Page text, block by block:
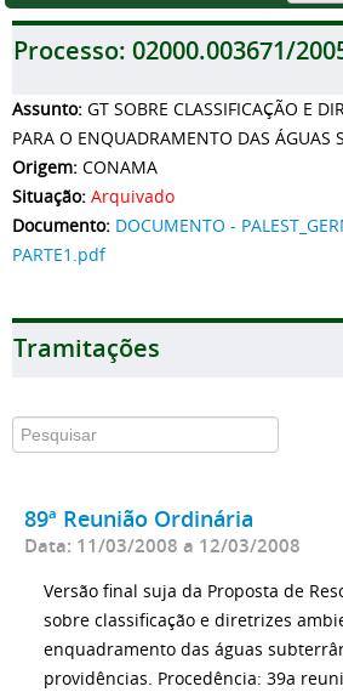
Processo: 02000.003671/
Assunto: GT SOBRE CLASSIFICAÇÃO E
PARA O ENQUADRAMENTO DAS ÁGUAS
Origem: CONAMA
Situação: Arquivado
Documento: DOCUMENTO -
PARTE1.pdf
Tramitações
89ª Reunião Ordinária
Data: 11/03/2008 a 12/03/2008
Versão final suja da Proposta de
sobre classificação e diretrizes
enquadramento das águas
providências. Procedência: 39a